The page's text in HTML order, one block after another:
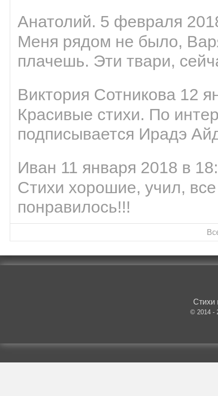
Анатолий. 5 февраля
Меня рядом не было,
плачешь. Эти твари,
Виктория Сотникова 12
Красивые стихи. По
подписывается Ирадэ
Иван 11 января 2018 в
Стихи хорошие, учил,
понравилось!!!
Стихи
© 2014 -